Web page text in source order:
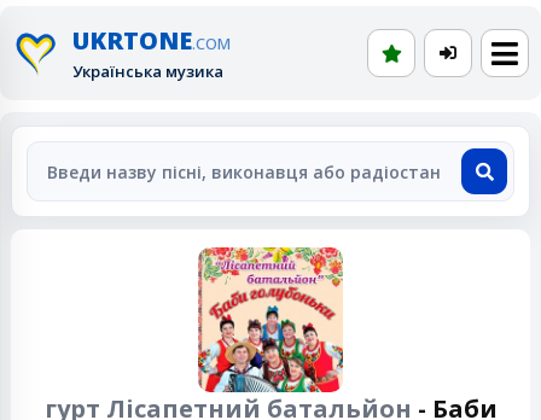
UKRTONE.COM
Українська музика
гурт Лісапетний батальйон - Баби